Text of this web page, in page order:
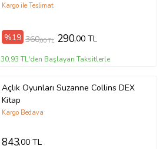
Kargo ile Teslimat
%19 360,00 TL 290,00 TL
30,93 TL'den Başlayan Taksitlerle
Açlık Oyunları Suzanne Collins DEX
Kitap
Kargo Bedava
843,00 TL